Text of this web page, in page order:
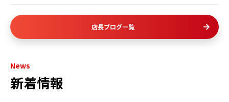
店長ブログ一覧
News
新着情報